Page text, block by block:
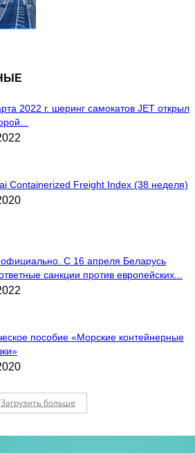
2022 г. шеринг самокатов JET открыл
Containerized Freight Index (38 неделя)
С 16 апреля Беларусь
санкции против европейских...
пособие «Морские контейнерные
Загрузить больше